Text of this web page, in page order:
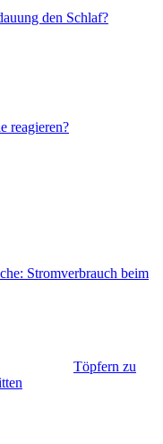
den Schlaf?
reagieren?
Stromverbrauch beim
Töpfern zu